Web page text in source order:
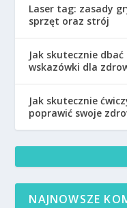
Laser tag: zasady
sprzęt oraz strój
Jak skutecznie
wskazówki dla
Jak skutecznie
poprawić swoje
NAJNOWSZE